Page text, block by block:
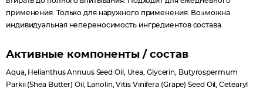
применения. Только для наружного применения. Возможна
индивидуальная непереносимость ингредиентов состава.
Активные компоненты / состав
Aqua, Helianthus Annuus Seed Oil, Urea, Glycerin, Butyrospermum
Parkii (Shea Butter) Oil, Lanolin, Vitis Vinifera (Grape) Seed Oil, Cetearyl